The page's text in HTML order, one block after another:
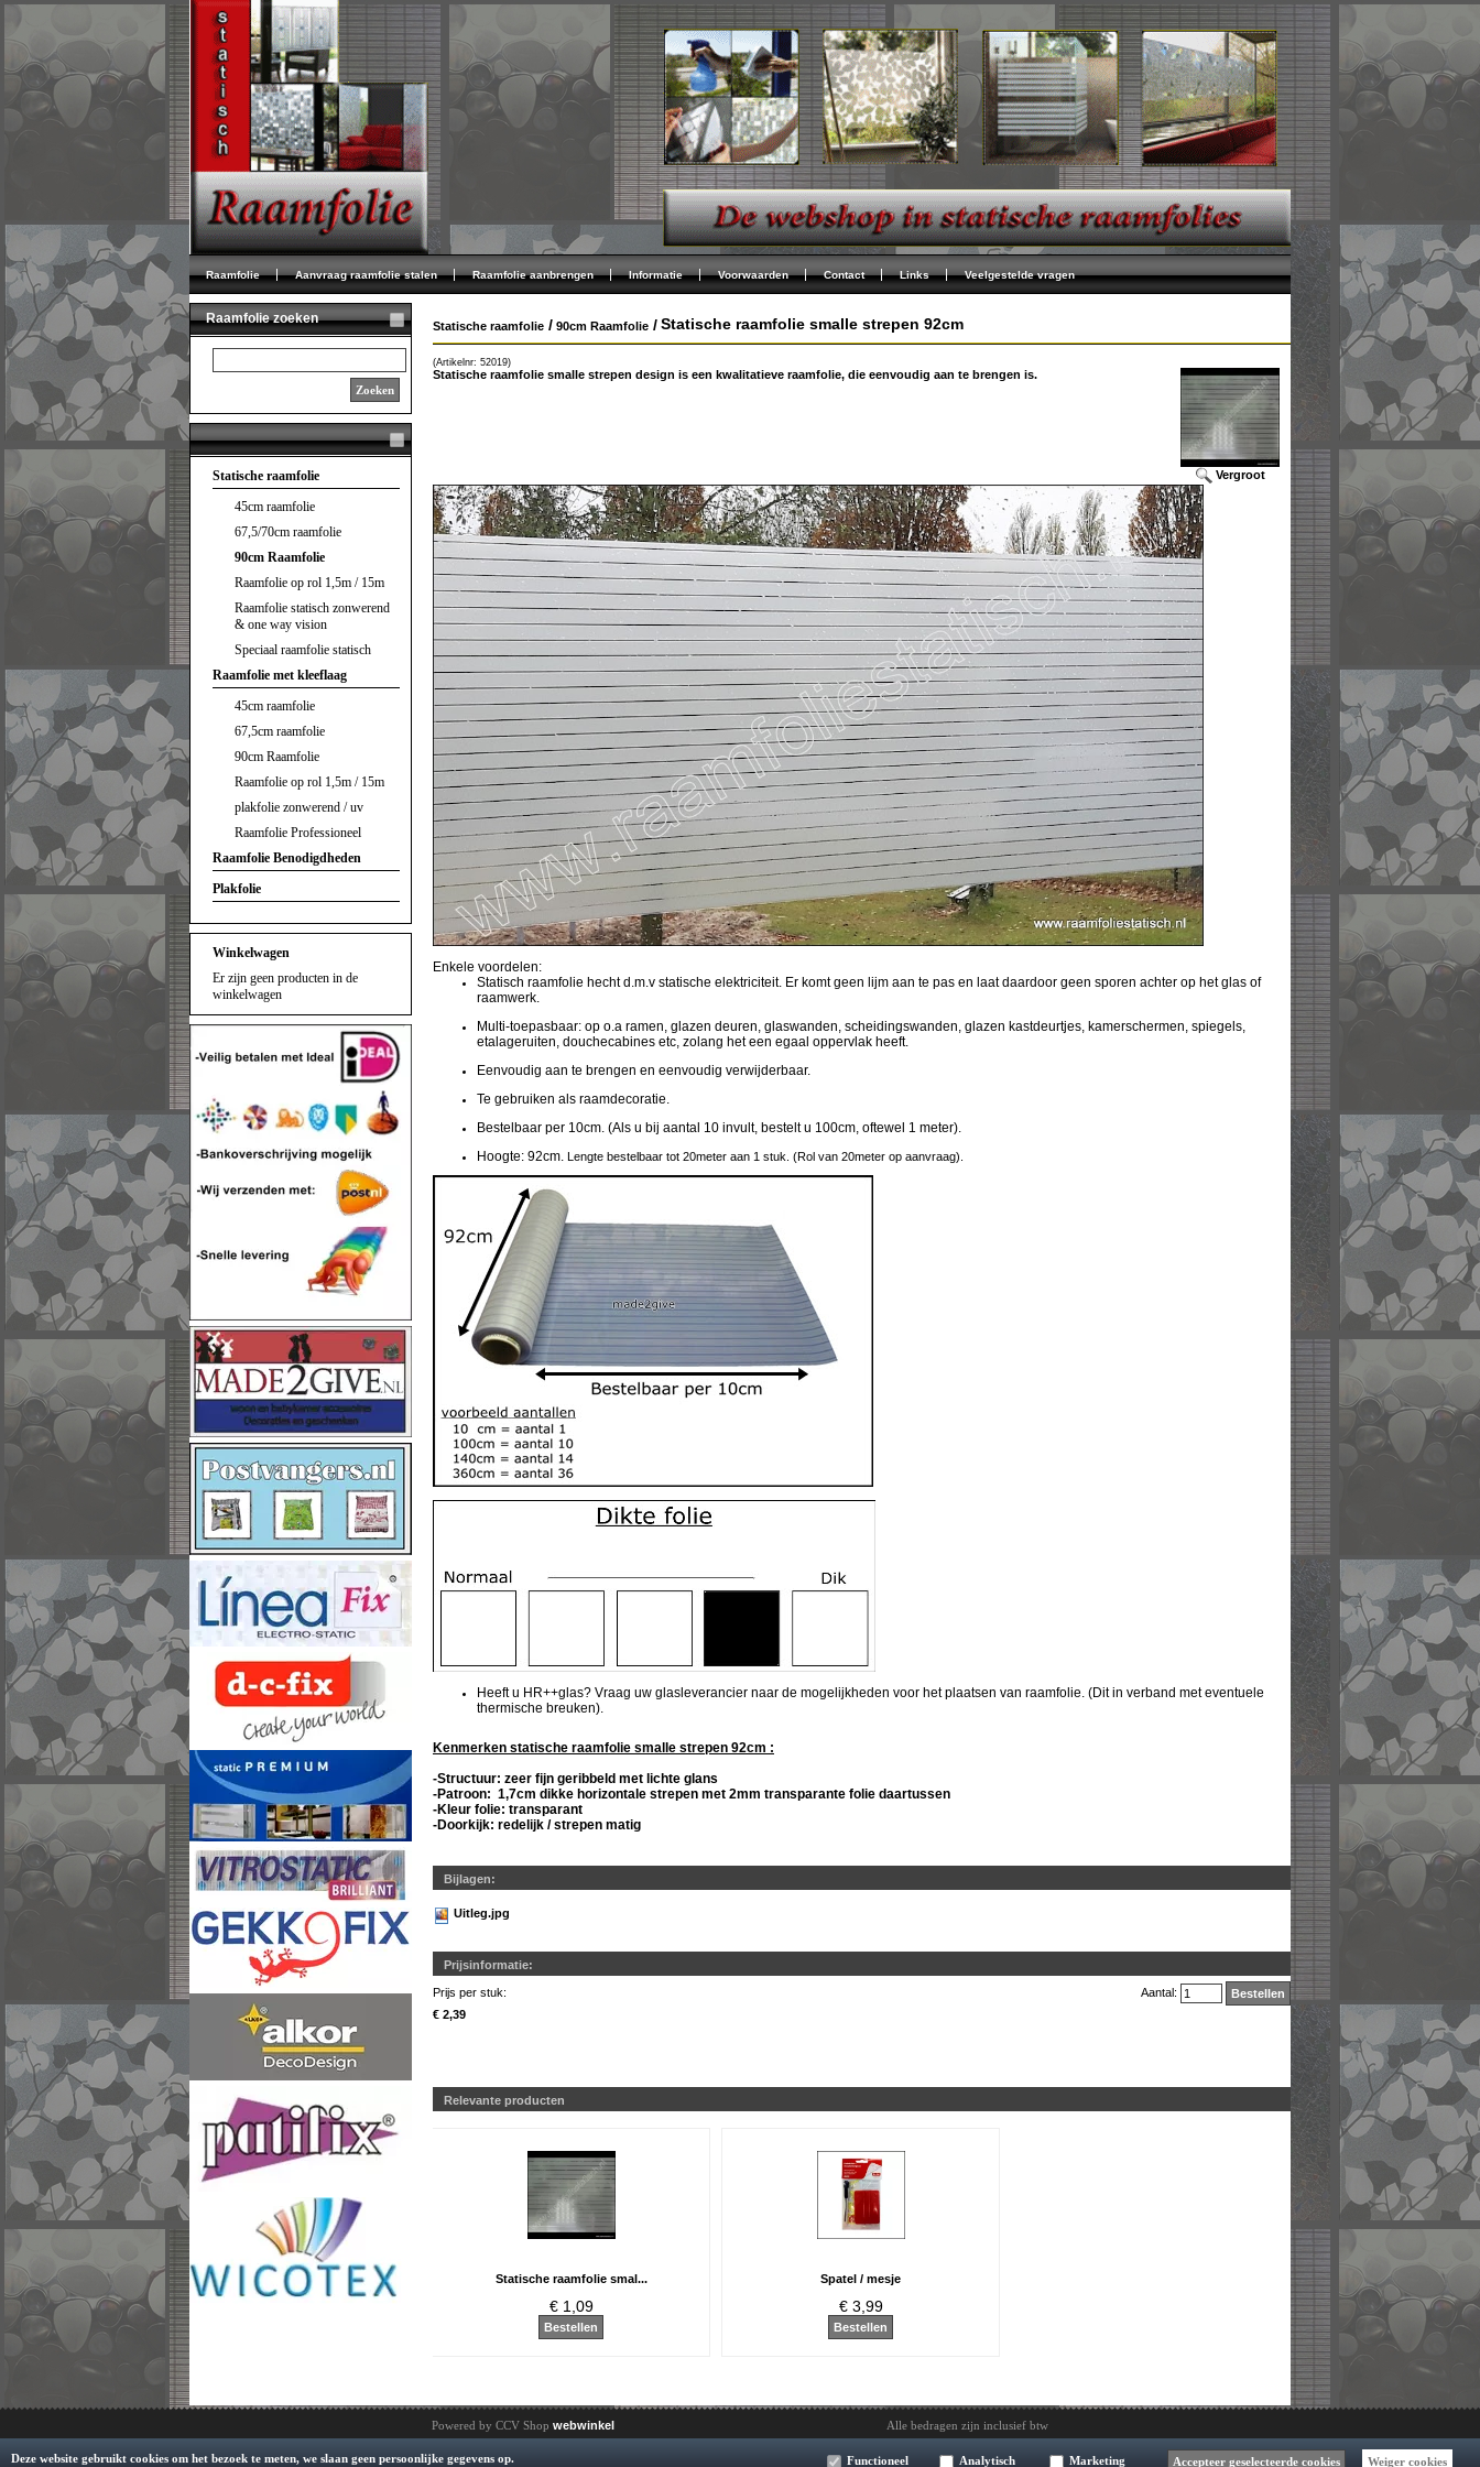
Raamfolie Aanvraag raamfolie stalen Raamfolie aanbrengen Informatie Voorwaarden Contact Links Veelgestelde vragen
Raamfolie zoeken
Zoeken
Statische raamfolie
45cm raamfolie
67,5/70cm raamfolie
90cm Raamfolie
Raamfolie op rol 1,5m / 15m
Raamfolie statisch zonwerend
& one way vision
Speciaal raamfolie statisch
Raamfolie met kleeflaag
45cm raamfolie
67,5cm raamfolie
90cm Raamfolie
Raamfolie op rol 1,5m / 15m
plakfolie zonwerend / uv
Raamfolie Professioneel
Raamfolie Benodigdheden
Plakfolie
Winkelwagen
Er zijn geen producten in de
winkelwagen
Statische raamfolie / 90cm Raamfolie /Statische raamfolie smalle strepen 92cm
(Artikelnr: 52019)
Vergroot
Statische raamfolie smalle strepen design is een kwalitatieve raamfolie, die eenvoudig aan te brengen is.
Enkele voordelen:
Statisch raamfolie hecht d.m.v statische elektriciteit. Er komt geen lijm aan te pas en laat daardoor geen sporen achter op het glas of
raamwerk.
Multi-toepasbaar: op o.a ramen, glazen deuren, glaswanden, scheidingswanden, glazen kastdeurtjes, kamerschermen, spiegels,
etalageruiten, douchecabines etc, zolang het een egaal oppervlak heeft.
Eenvoudig aan te brengen en eenvoudig verwijderbaar.
Te gebruiken als raamdecoratie.
Bestelbaar per 10cm. (Als u bij aantal 10 invult, bestelt u 100cm, oftewel 1 meter).
Hoogte: 92cm. Lengte bestelbaar tot 20meter aan 1 stuk. (Rol van 20meter op aanvraag).
Heeft u HR++glas? Vraag uw glasleverancier naar de mogelijkheden voor het plaatsen van raamfolie. (Dit in verband met eventuele
thermische breuken).
Kenmerken statische raamfolie smalle strepen 92cm :
-Structuur: zeer fijn geribbeld met lichte glans
-Patroon: 1,7cm dikke horizontale strepen met 2mm transparante folie daartussen
-Kleur folie: transparant
-Doorkijk: redelijk / strepen matig
Bijlagen:
Uitleg.jpg
Prijsinformatie:
Prijs per stuk:
€ 2,39
Aantal: Bestellen
Relevante producten
Statische raamfolie smal...
€ 1,09
Bestellen
Spatel / mesje
€ 3,99
Bestellen
Alle bedragen zijn inclusief btw
Powered by CCV Shop webwinkel
Deze website gebruikt cookies om het bezoek te meten, we slaan geen persoonlijke gegevens op. Functioneel Analytisch Marketing Accepteer geselecteerde cookies Weiger cookies